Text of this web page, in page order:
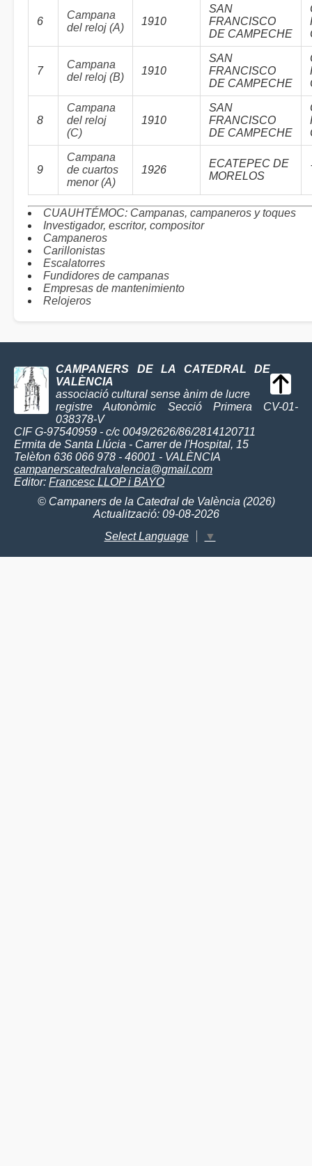
6
Campana
del reloj (A)
1910
SAN
FRANCISCO
DE CAMPECHE
7
Campana
del reloj (B)
1910
SAN
FRANCISCO
DE CAMPECHE
8
Campana
del reloj
(C)
1910
SAN
FRANCISCO
DE CAMPECHE
9
Campana
de cuartos
menor (A)
1926
ECATEPEC DE
MORELOS
CUAUHTÉMOC: Campanas, campaneros y toques
Investigador, escritor, compositor
Campaneros
Carillonistas
Escalatorres
Fundidores de campanas
Empresas de mantenimiento
Relojeros
CAMPANERS DE LA CATEDRAL DE
VALÈNCIA
associació cultural sense ànim de lucre
registre Autonòmic Secció Primera CV-01-
038378-V
CIF G-97540959 - c/c 0049/2626/86/2814120711
Ermita de Santa Llúcia - Carrer de l'Hospital, 15
Telèfon 636 066 978 - 46001 - VALÈNCIA
campanerscatedralvalencia@gmail.com
Editor: Francesc LLOP i BAYO
© Campaners de la Catedral de València (2026)
Actualització: 09-08-2026
Select Language
▼